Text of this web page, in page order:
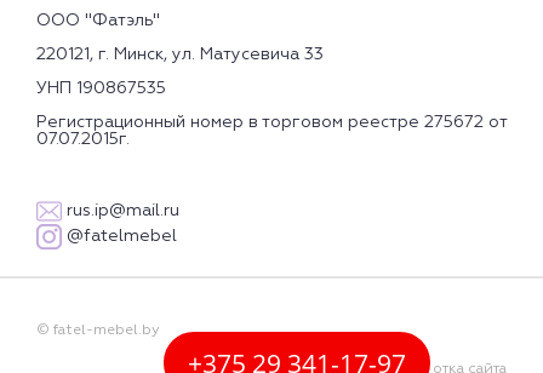
ООО "Фатэль"
220121, г. Минск, ул. Матусевича 33
УНП 190867535
Регистрационный номер в торговом реестре 275672 от
07.07.2015г.
rus.ip@mail.ru
@fatelmebel
© fatel-mebel.by
Разработка сайта
+375 29 341-17-97